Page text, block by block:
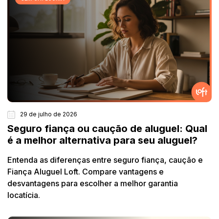
29 de julho de 2026
Seguro fiança ou caução de aluguel: Qual
é a melhor alternativa para seu aluguel?
Entenda as diferenças entre seguro fiança, caução e
Fiança Aluguel Loft. Compare vantagens e
desvantagens para escolher a melhor garantia
locatícia.